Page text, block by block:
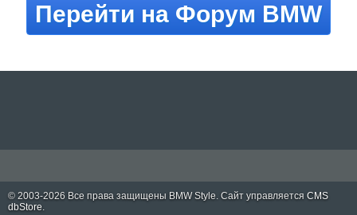
Перейти на Форум BMW
© 2003-2026 Все права защищены BMW Style. Сайт управляется CMS
dbStore.